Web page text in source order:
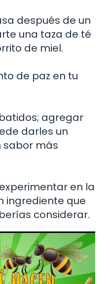
después de un
una taza de té
de miel.
de paz en tu
agregar
darles un
sabor más
en la
ingrediente que
considerar.